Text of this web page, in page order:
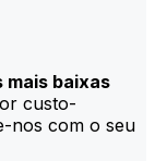
baixas
custo-
nos com o seu